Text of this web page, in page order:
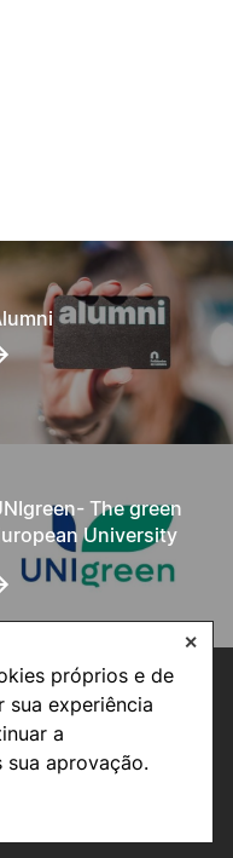
próprios e de
sua experiência
a
sua aprovação.
✕
The green
University
os direitos reservados.